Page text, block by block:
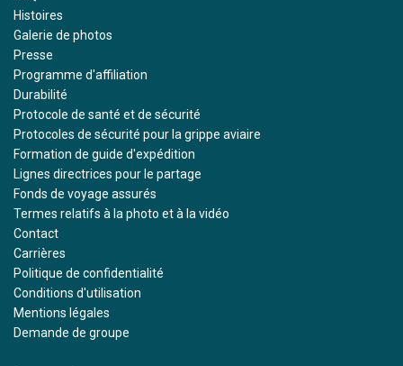
Histoires
Galerie de photos
Presse
Programme d'affiliation
Durabilité
Protocole de santé et de sécurité
Protocoles de sécurité pour la grippe aviaire
Formation de guide d'expédition
Lignes directrices pour le partage
Fonds de voyage assurés
Termes relatifs à la photo et à la vidéo
Contact
Carrières
Politique de confidentialité
Conditions d'utilisation
Mentions légales
Demande de groupe